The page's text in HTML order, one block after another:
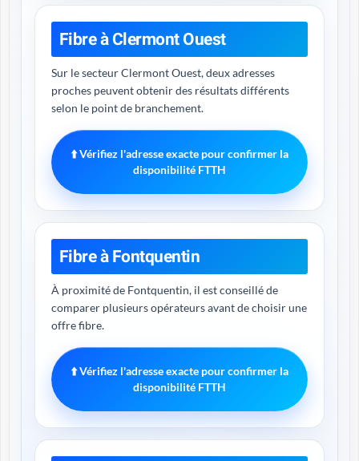
Fibre à Clermont Ouest
Sur le secteur Clermont Ouest, deux adresses
proches peuvent obtenir des résultats différents
selon le point de branchement.
⬆️ Vérifiez l'adresse exacte pour confirmer la
disponibilité FTTH
Fibre à Fontquentin
À proximité de Fontquentin, il est conseillé de
comparer plusieurs opérateurs avant de choisir une
offre fibre.
⬆️ Vérifiez l'adresse exacte pour confirmer la
disponibilité FTTH